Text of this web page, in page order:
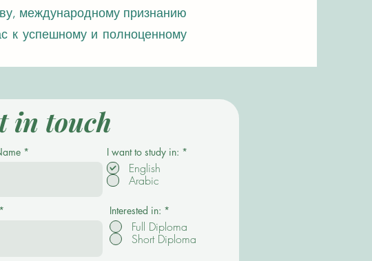
международному признанию
к успешному и полноценному
in touch
I want to study in: *
н
о
English
Arabic
Interested in: *
Full Diploma
Short Diploma